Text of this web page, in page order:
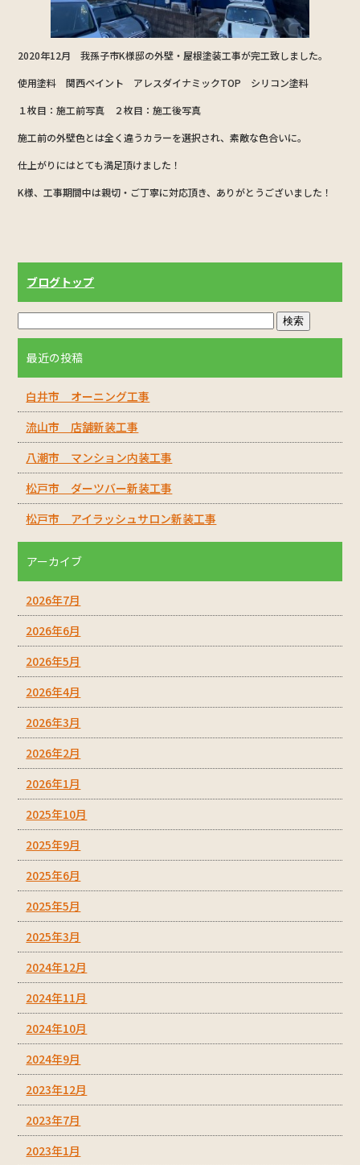
2020年12月 我孫子市K様邸の外壁・屋根塗装工事が完工致しました。
使用塗料 関西ペイント アレスダイナミックTOP シリコン塗料
１枚目：施工前写真 ２枚目：施工後写真
施工前の外壁色とは全く違うカラーを選択され、素敵な色合いに。
仕上がりにはとても満足頂けました！
K様、工事期間中は親切・ご丁寧に対応頂き、ありがとうございました！
ブログトップ
最近の投稿
白井市 オーニング工事
流山市 店舗新装工事
八潮市 マンション内装工事
松戸市 ダーツバー新装工事
松戸市 アイラッシュサロン新装工事
アーカイブ
2026年7月
2026年6月
2026年5月
2026年4月
2026年3月
2026年2月
2026年1月
2025年10月
2025年9月
2025年6月
2025年5月
2025年3月
2024年12月
2024年11月
2024年10月
2024年9月
2023年12月
2023年7月
2023年1月